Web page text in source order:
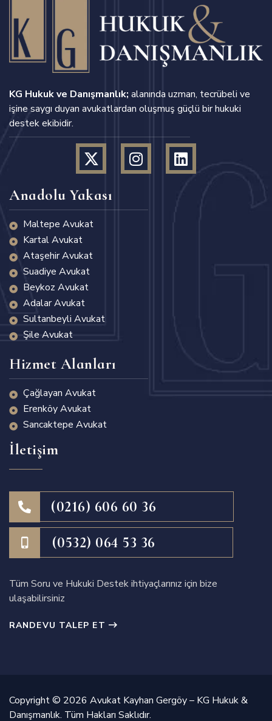
KG Hukuk ve Danışmanlık; alanında uzman, tecrübeli ve
işine saygı duyan avukatlardan oluşmuş güçlü bir hukuki
destek ekibidir.
Anadolu Yakası
Maltepe Avukat
Kartal Avukat
Ataşehir Avukat
Suadiye Avukat
Beykoz Avukat
Adalar Avukat
Sultanbeyli Avukat
Şile Avukat
Hizmet Alanları
Çağlayan Avukat
Erenköy Avukat
Sancaktepe Avukat
İletişim
(0216) 606 60 36
(0532) 064 53 36
Tüm Soru ve Hukuki Destek ihtiyaçlarınız için bize
ulaşabilirsiniz
RANDEVU TALEP ET
Copyright © 2026 Avukat Kayhan Gergöy – KG Hukuk &
Danışmanlık. Tüm Hakları Saklıdır.